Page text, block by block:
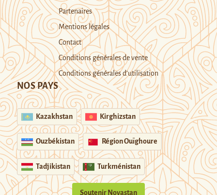
Partenaires
Mentions légales
Contact
Conditions générales de vente
Conditions générales d’utilisation
NOS PAYS
Kazakhstan Kirghizstan
Ouzbékistan Région Ouïghoure
Tadjikistan Turkménistan
Soutenir Novastan